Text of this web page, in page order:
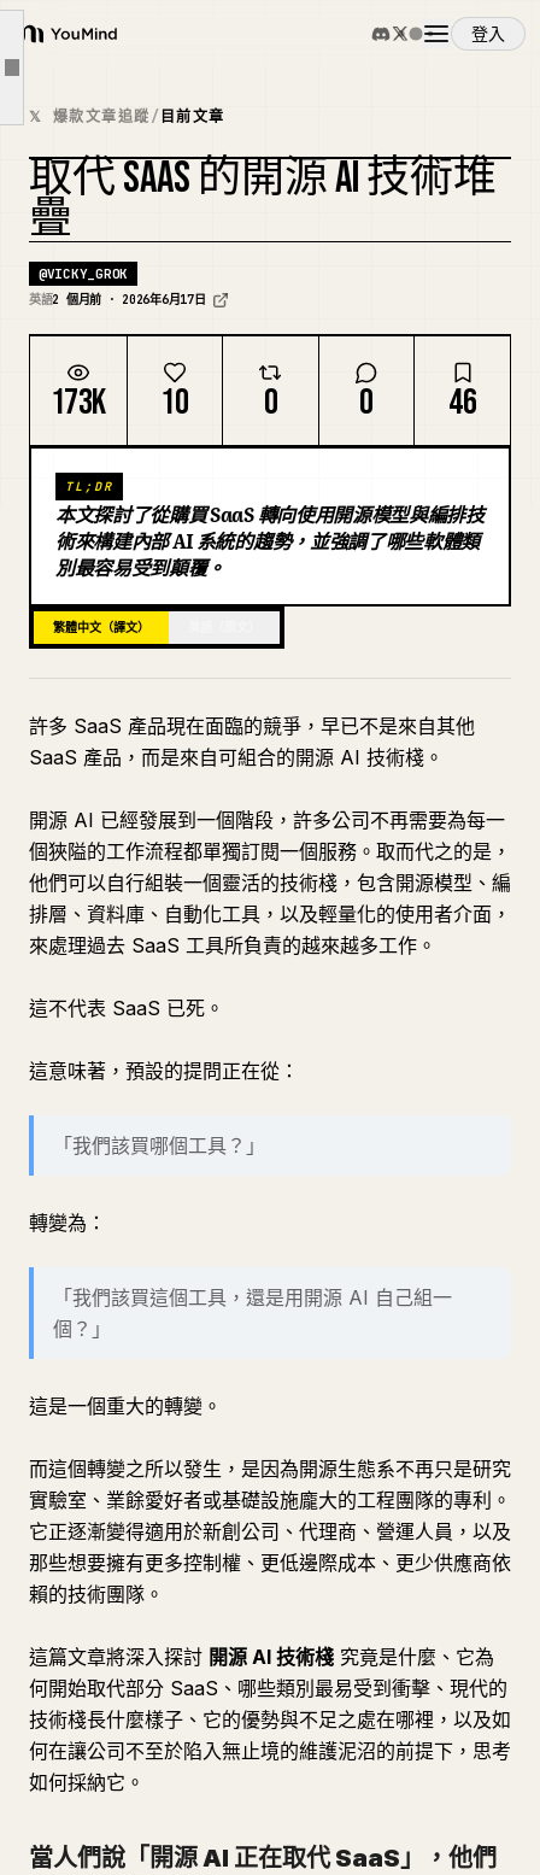
YouMind
登入
概覽
使用案例
技能
提示詞
定價
下載
部落格
更新
文章大綱
目前最常見的開源 AI 技術棧模式
團隊在採納開源 AI 時最常犯的錯誤
一個更聰明的技術棧採用方式
對 SaaS 真正的競爭威脅並非模型本身
這對創辦人和營運者意味著什麼
𝕏 爆款文章追蹤/ 目前文章
複刻封面
取代 SAAS 的開源 AI 技術堆
疊
@VICKY_GROK
英語2 個月前 · 2026年6月17日
173K 10 0 0 46
TL;DR
本文探討了從購買 SaaS 轉向使用開源模型與編排技
術來構建內部 AI 系統的趨勢，並強調了哪些軟體類
別最容易受到顛覆。
繁體中文（譯文）
許多 SaaS 產品現在面臨的競爭，早已不是來自其他
SaaS 產品，而是來自可組合的開源 AI 技術棧。
開源 AI 已經發展到一個階段，許多公司不再需要為每一
個狹隘的工作流程都單獨訂閱一個服務。取而代之的是，
他們可以自行組裝一個靈活的技術棧，包含開源模型、編
排層、資料庫、自動化工具，以及輕量化的使用者介面，
來處理過去 SaaS 工具所負責的越來越多工作。
這不代表 SaaS 已死。
這意味著，預設的提問正在從：
「我們該買哪個工具？」
轉變為：
「我們該買這個工具，還是用開源 AI 自己組一
個？」
這是一個重大的轉變。
而這個轉變之所以發生，是因為開源生態系不再只是研究
實驗室、業餘愛好者或基礎設施龐大的工程團隊的專利。
它正逐漸變得適用於新創公司、代理商、營運人員，以及
那些想要擁有更多控制權、更低邊際成本、更少供應商依
賴的技術團隊。
這篇文章將深入探討 開源 AI 技術棧 究竟是什麼、它為
何開始取代部分 SaaS、哪些類別最易受到衝擊、現代的
技術棧長什麼樣子、它的優勢與不足之處在哪裡，以及如
何在讓公司不至於陷入無止境的維護泥沼的前提下，思考
如何採納它。
當人們說「開源 AI 正在取代 SaaS」，他們